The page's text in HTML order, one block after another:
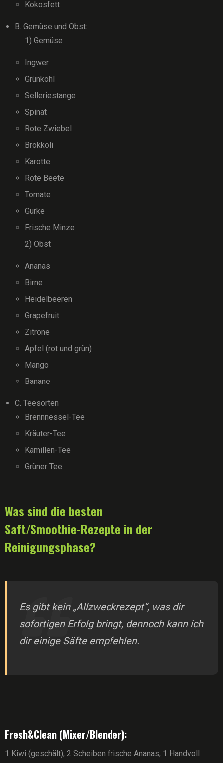
Kokosfett
B. Gemüse und Obst:
1) Gemüse
Ingwer
Grünkohl
Selleriestange
Spinat
Rote Zwiebel
Brokkoli
Karotte
Rote Beete
Tomate
Gurke
Frische Minze
2) Obst
Ananas
Birne
Heidelbeeren
Grapefruit
Zitrone
Apfel (rot und grün)
Mango
Banane
C. Teesorten
Brennnessel-Tee
Kräuter-Tee
Kamillen-Tee
Grüner Tee
Was sind die besten
Saft/Smoothie-Rezepte in der
Reinigungsphase?
Es gibt kein „Allzweckrezept“, was dir
sofortigen Erfolg bringt, dennoch kann ich
dir einige Säfte empfehlen.
Fresh&Clean (Mixer/Blender):
1 Kiwi (geschält), 2 Scheiben frische Ananas, 1 Handvoll